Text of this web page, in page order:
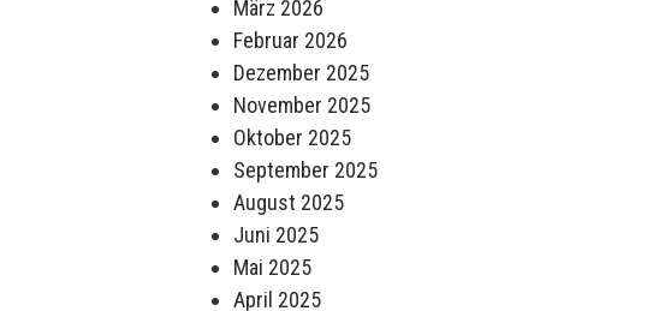
März 2026
Februar 2026
Dezember 2025
November 2025
Oktober 2025
September 2025
August 2025
Juni 2025
Mai 2025
April 2025